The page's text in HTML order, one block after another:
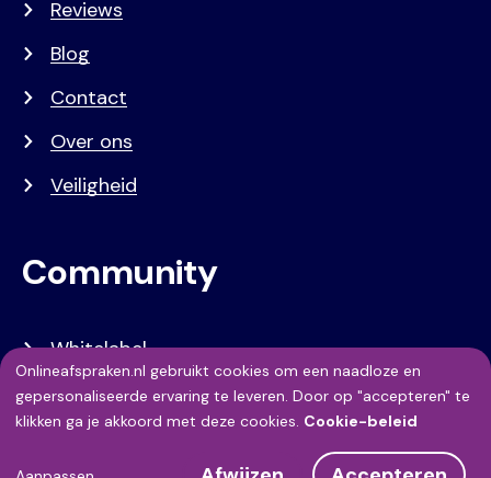
Reviews
Blog
Contact
Over ons
Veiligheid
Community
Whitelabel
Developers
API Referentie
Gebruik
van
Onlineafspraken.nl gebruikt cookies om een naadloze en
gepersonaliseerde ervaring te leveren. Door op "accepteren" te
klikken ga je akkoord met deze cookies. Cookie-beleid